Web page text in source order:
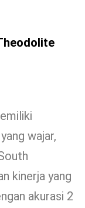
wajar,
kinerja yang
akurasi 2